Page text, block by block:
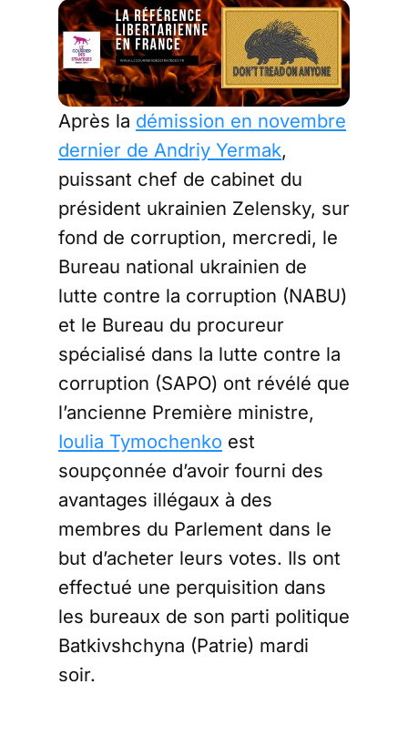
Après la démission en novembre
dernier de Andriy Yermak,
puissant chef de cabinet du
président ukrainien Zelensky, sur
fond de corruption, mercredi, le
Bureau national ukrainien de
lutte contre la corruption (NABU)
et le Bureau du procureur
spécialisé dans la lutte contre la
corruption (SAPO) ont révélé que
l’ancienne Première ministre,
Ioulia Tymochenko est
soupçonnée d’avoir fourni des
avantages illégaux à des
membres du Parlement dans le
but d’acheter leurs votes. Ils ont
effectué une perquisition dans
les bureaux de son parti politique
Batkivshchyna (Patrie) mardi
soir.